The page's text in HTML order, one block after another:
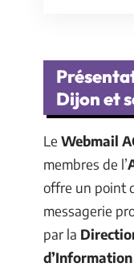
Dijon et
Le Webmail
membres de l’
offre un point
messagerie
par la